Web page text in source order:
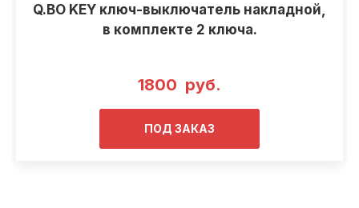
Q.BO KEY ключ-выключатель накладной,
в комплекте 2 ключа.
1800 руб.
ПОД ЗАКАЗ